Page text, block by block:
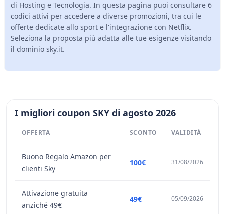
di Hosting e Tecnologia. In questa pagina puoi consultare 6
codici attivi per accedere a diverse promozioni, tra cui le
offerte dedicate allo sport e l'integrazione con Netflix.
Seleziona la proposta più adatta alle tue esigenze visitando
il dominio sky.it.
I migliori coupon SKY di agosto 2026
OFFERTA SCONTO VALIDITÀ
Buono Regalo Amazon per
clienti Sky
100€ 31/08/2026
Attivazione gratuita
anziché 49€
49€ 05/09/2026